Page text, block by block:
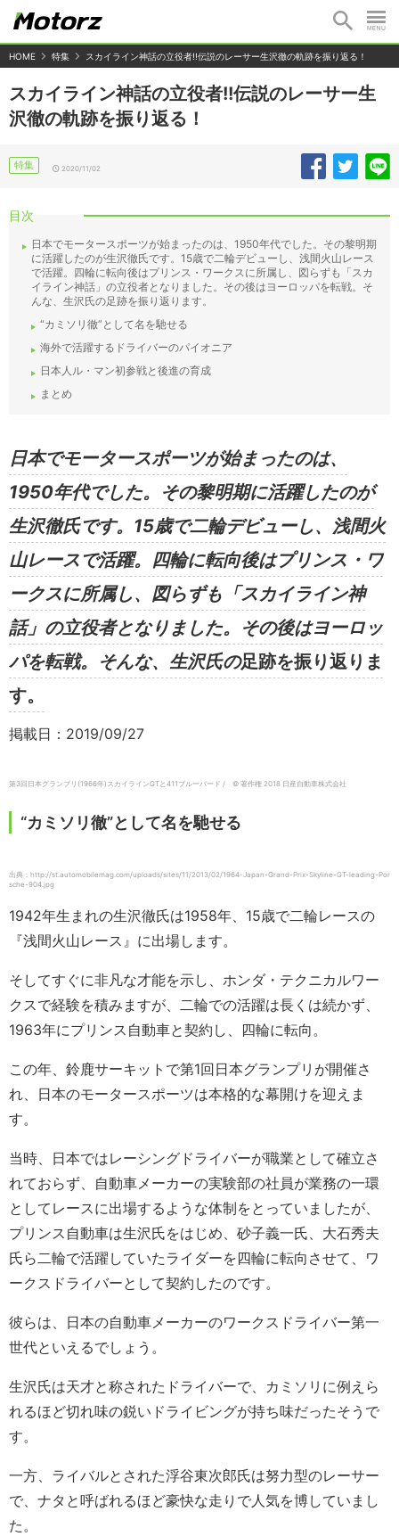
HOME 特集 スカイライン神話の立役者!!伝説のレーサー生沢徹の軌跡を振り返る！
スカイライン神話の立役者!!伝説のレーサー生
沢徹の軌跡を振り返る！
特集 2020/11/02
目次
日本でモータースポーツが始まったのは、1950年代でした。その黎明期
に活躍したのが生沢徹氏です。15歳で二輪デビューし、浅間火山レース
で活躍。四輪に転向後はプリンス・ワークスに所属し、図らずも「スカ
イライン神話」の立役者となりました。その後はヨーロッパを転戦。そ
んな、生沢氏の足跡を振り返ります。
“カミソリ徹”として名を馳せる
海外で活躍するドライバーのパイオニア
日本人ル・マン初参戦と後進の育成
まとめ
日本でモータースポーツが始まったのは、
1950年代でした。その黎明期に活躍したのが
生沢徹氏です。15歳で二輪デビューし、浅間火
山レースで活躍。四輪に転向後はプリンス・ワ
ークスに所属し、図らずも「スカイライン神
話」の立役者となりました。その後はヨーロッ
パを転戦。そんな、生沢氏の足跡を振り返りま
す。
掲載日：2019/09/27
第3回日本グランプリ(1966年)スカイラインGTと411ブルーバード / © 著作権 2018 日産自動車株式会社
“カミソリ徹”として名を馳せる
出典：http://st.automobilemag.com/uploads/sites/11/2013/02/1964-Japan-Grand-Prix-Skyline-GT-leading-Por
sche-904.jpg
1942年生まれの生沢徹氏は1958年、15歳で二輪レースの
『浅間火山レース』に出場します。
そしてすぐに非凡な才能を示し、ホンダ・テクニカルワー
クスで経験を積みますが、二輪での活躍は長くは続かず、
1963年にプリンス自動車と契約し、四輪に転向。
この年、鈴鹿サーキットで第1回日本グランプリが開催さ
れ、日本のモータースポーツは本格的な幕開けを迎えま
す。
当時、日本ではレーシングドライバーが職業として確立さ
れておらず、自動車メーカーの実験部の社員が業務の一環
としてレースに出場するような体制をとっていましたが、
プリンス自動車は生沢氏をはじめ、砂子義一氏、大石秀夫
氏ら二輪で活躍していたライダーを四輪に転向させて、ワ
ークスドライバーとして契約したのです。
彼らは、日本の自動車メーカーのワークスドライバー第一
世代といえるでしょう。
生沢氏は天才と称されたドライバーで、カミソリに例えら
れるほど切れ味の鋭いドライビングが持ち味だったそうで
す。
一方、ライバルとされた浮谷東次郎氏は努力型のレーサー
で、ナタと呼ばれるほど豪快な走りで人気を博していまし
た。